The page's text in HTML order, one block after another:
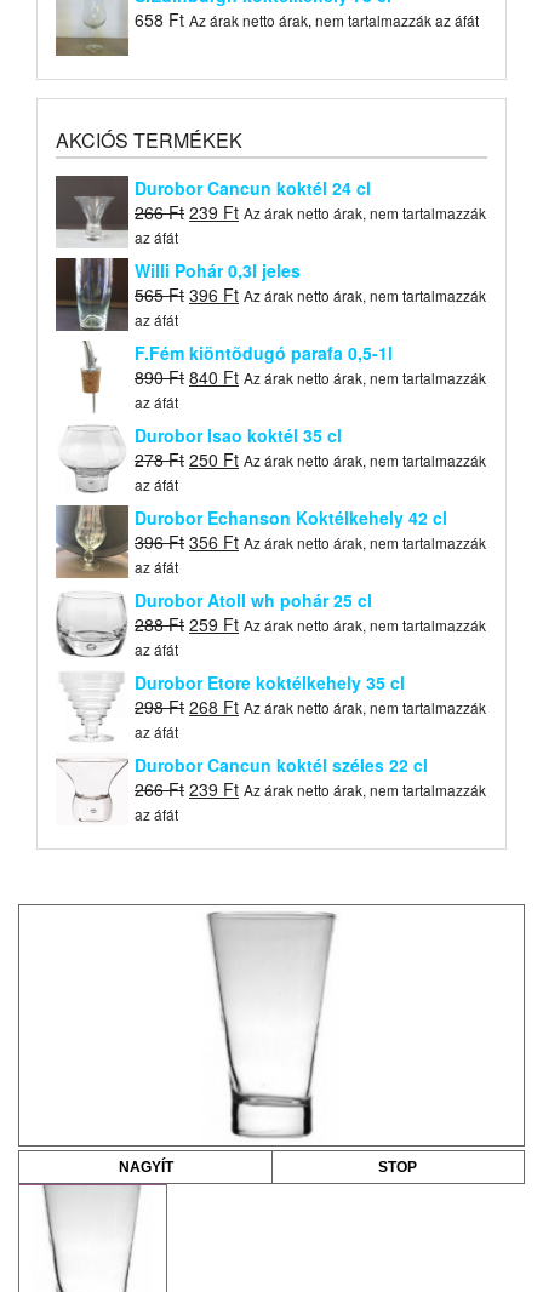
658 Ft Az árak netto árak, nem tartalmazzák az áfát
AKCIÓS TERMÉKEK
Durobor Cancun koktél 24 cl
266Ft Original
was:
266 Ft.
239 FtCurrent
is:
239 Ft.
Az árak netto árak, nem tartalmazzák
az áfát
Willi Pohár 0,3l jeles
565Ft Original
was:
565 Ft.
396 FtCurrent
is:
396 Ft.
Az árak netto árak, nem tartalmazzák
az áfát
F.Fém kiöntõdugó parafa 0,5-1l
890Ft Original
was:
890 Ft.
840 FtCurrent
is:
840 Ft.
Az árak netto árak, nem tartalmazzák
az áfát
Durobor Isao koktél 35 cl
278Ft Original
was:
278 Ft.
250 FtCurrent
250 Ft.
Az árak netto árak, nem tartalmazzák
az áfát
Durobor Echanson Koktélkehely 42 cl
396Ft Original
was:
396 Ft.
356 FtCurrent
is:
356 Ft.
Az árak netto árak, nem tartalmazzák
az áfát
Durobor Atoll wh pohár 25 cl
288Ft Original
was:
288 Ft.
259 FtCurrent
259 Ft.
Az árak netto árak, nem tartalmazzák
az áfát
Durobor Etore koktélkehely 35 cl
298Ft Original
was:
298 Ft.
268 FtCurrent
268 Ft.
Az árak netto árak, nem tartalmazzák
az áfát
Durobor Cancun koktél széles 22 cl
266Ft Original
239 FtCurrent
Az árak netto árak, nem tartalmazzák
az áfát
NAGYÍT STOP